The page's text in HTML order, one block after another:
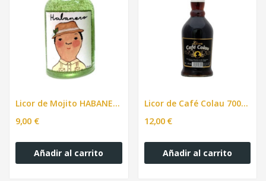
Licor de Mojito HABANERO 200ml
9,00 €
Añadir al carrito
Licor de Café Colau 700ml
12,00 €
Añadir al carrito